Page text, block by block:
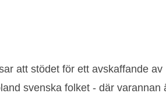
att stödet för ett avskaffande av
svenska folket - där varannan